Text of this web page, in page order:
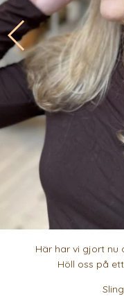
Här har vi gjort nu
Höll oss på